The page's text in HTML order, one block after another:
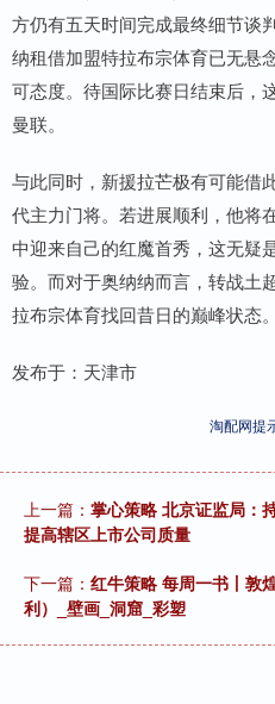
方仍有五天时间完成最终细节谈
纳租借加盟特拉布宗体育已无悬
可态度。待国际比赛日结束后，
曼联。
与此同时，新援拉芒极有可能借
代主力门将。若进展顺利，他将
中迎来自己的红魔首秀，这无疑
验。而对于奥纳纳而言，转战土
拉布宗体育找回昔日的巅峰状态。
发布于：天津市
淘配网提
上一篇： 掌心策略 北京证监局：
提高辖区上市公司质量
下一篇： 红牛策略 每周一书丨敦
利）_壁画_洞窟_彩塑